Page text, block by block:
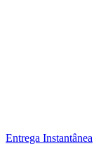
Entrega Instantânea